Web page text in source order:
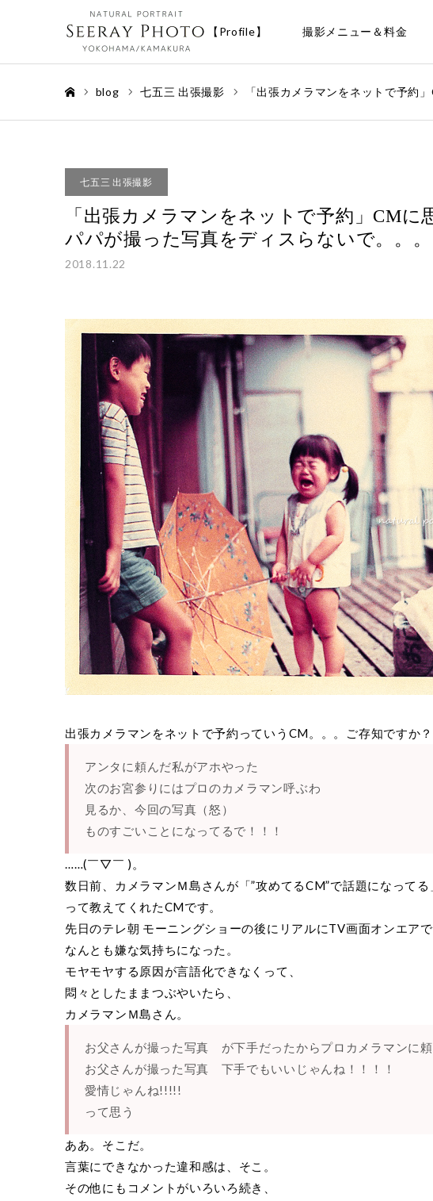
【Profile】 撮影メニュー＆料金
blog 七五三 出張撮影 「出張カメラマンをネットで予約
七五三 出張撮影
「出張カメラマンをネットで予約」CMに
パパが撮った写真をディスらないで。。。
2018.11.22
出張カメラマンをネットで予約っていうCM。。。ご存知ですか？
アンタに頼んだ私がアホやった
次のお宮参りにはプロのカメラマン呼ぶわ
見るか、今回の写真（怒）
ものすごいことになってるで！！！
……(￣▽￣ )。
数日前、カメラマンＭ島さんが「”攻めてるCM”で話題になってる
って教えてくれたCMです。
先日のテレ朝 モーニングショーの後にリアルにTV画面オンエア
なんとも嫌な気持ちになった。
モヤモヤする原因が言語化できなくって、
悶々としたままつぶやいたら、
カメラマンＭ島さん。
お父さんが撮った写真 が下手だったからプロカメラマンに
お父さんが撮った写真 下手でもいいじゃんね！！！！
愛情じゃんね!!!!!
って思う
ああ。そこだ。
言葉にできなかった違和感は、そこ。
その他にもコメントがいろいろ続き、